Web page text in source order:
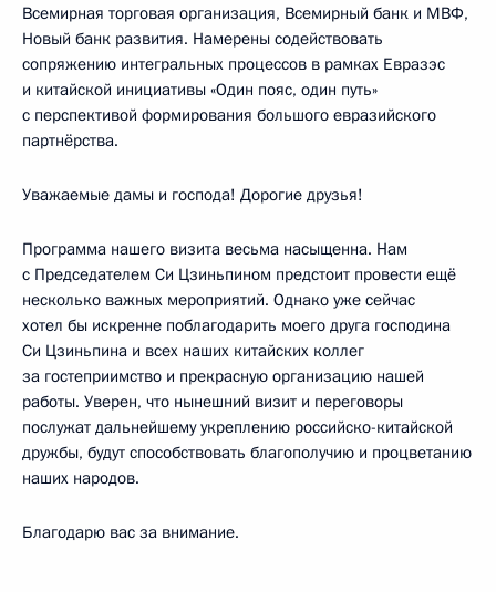
Всемирная торговая организация, Всемирный банк и МВФ,
Новый банк развития. Намерены содействовать
сопряжению интегральных процессов в рамках Евразэс
и китайской инициативы «Один пояс, один путь»
с перспективой формирования большого евразийского
партнёрства.
Уважаемые дамы и господа! Дорогие друзья!
Программа нашего визита весьма насыщенна. Нам
с Председателем Си Цзиньпином предстоит провести ещё
несколько важных мероприятий. Однако уже сейчас
хотел бы искренне поблагодарить моего друга господина
Си Цзиньпина и всех наших китайских коллег
за гостеприимство и прекрасную организацию нашей
работы. Уверен, что нынешний визит и переговоры
послужат дальнейшему укреплению российско-китайской
дружбы, будут способствовать благополучию и процветанию
наших народов.
Благодарю вас за внимание.